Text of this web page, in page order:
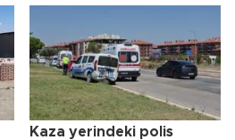
Kaza yerindeki polis